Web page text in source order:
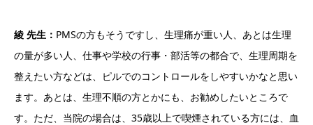
綾 先生： PMSの方もそうですし、生理痛が重い人、あとは生理
の量が多い人、仕事や学校の行事・部活等の都合で、生理周期を
整えたい方などは、ピルでのコントロールをしやすいかなと思い
ます。あとは、生理不順の方とかにも、お勧めしたいところで
す。ただ、当院の場合は、35歳以上で喫煙されている方には、血